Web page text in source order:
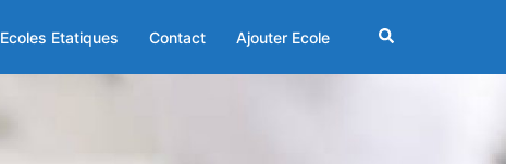
Ecoles Etatiques Contact Ajouter Ecole Rechercher